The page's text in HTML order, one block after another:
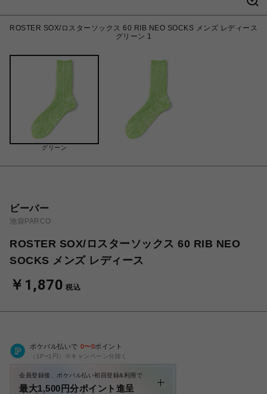
ROSTER SOX/ロスターソックス 60 RIB NEO SOCKS メンズ レディース
グリーン 1
グリーン
ビーバー
池袋PARCO
ROSTER SOX/ロスターソックス 60 RIB NEO
SOCKS メンズ レディース
￥1,870 税込
ポケパル払いで 0〜0ポイント
（1P=1円）※キャンペーン分除く
会員登録後、ポケパル払い初回登録&利用で
最大1,500円分ポイント進呈